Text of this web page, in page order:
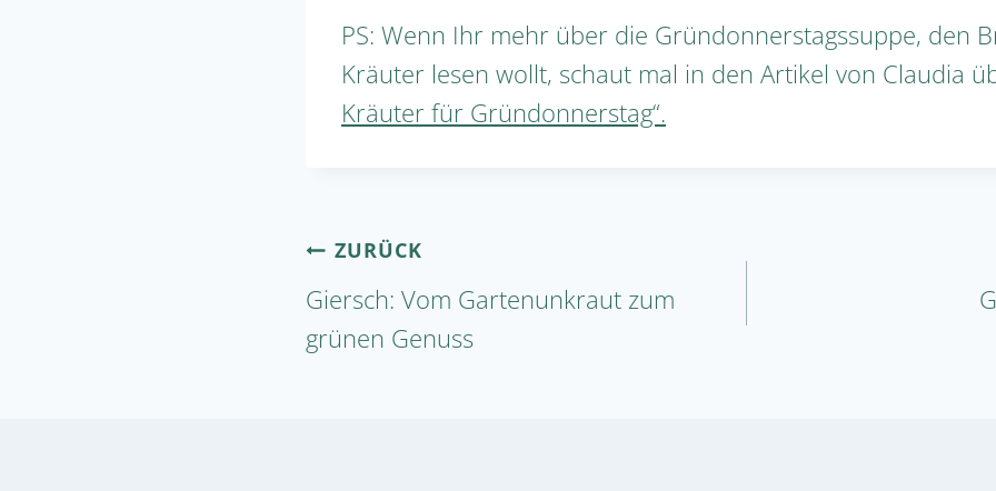
PS: Wenn Ihr mehr über die Gründonnerstagssuppe, den
Kräuter lesen wollt, schaut mal in den Artikel von Claudia
Kräuter für Gründonnerstag“.
Beitragsnavigation
ZURÜCK
Giersch: Vom Gartenunkraut zum
grünen Genuss